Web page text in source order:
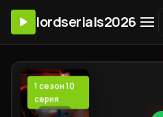
lordserials2026
1 сезон 10
серия